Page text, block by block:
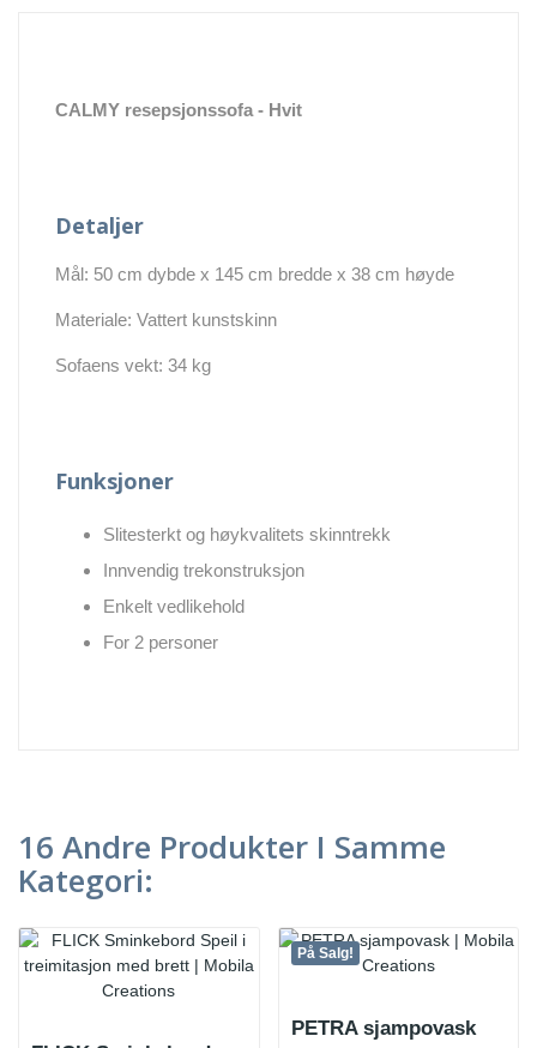
CALMY resepsjonssofa - Hvit
Detaljer
Mål: 50 cm dybde x 145 cm bredde x 38 cm høyde
Materiale: Vattert kunstskinn
Sofaens vekt: 34 kg
Funksjoner
Slitesterkt og høykvalitets skinntrekk
Innvendig trekonstruksjon
Enkelt vedlikehold
For 2 personer
16 Andre Produkter I Samme
Kategori:
På Salg!
PETRA sjampovask